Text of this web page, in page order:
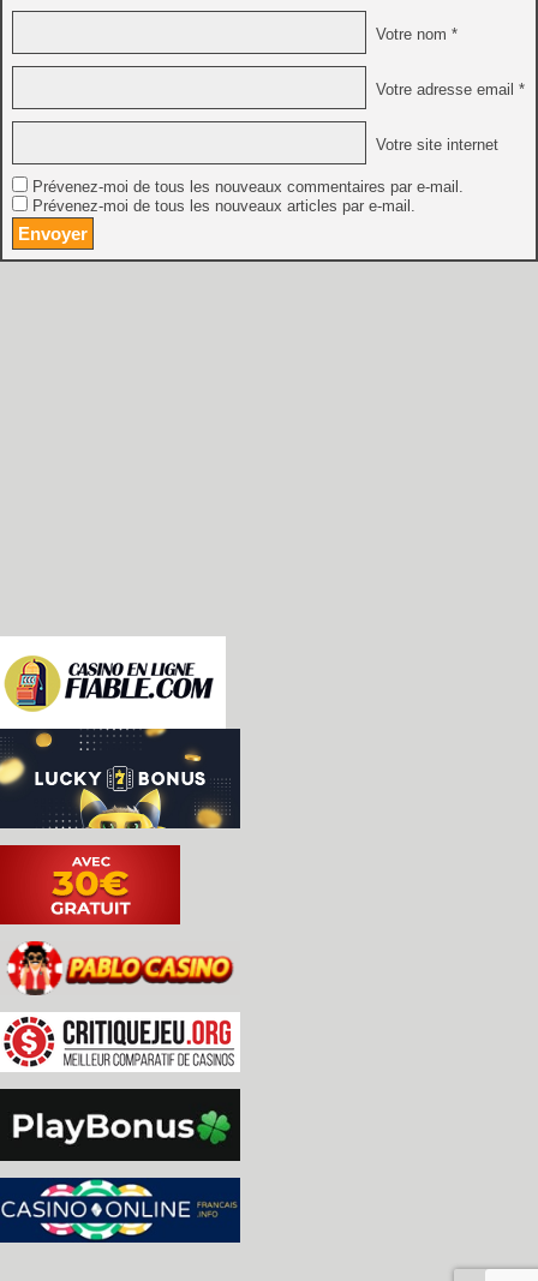
Votre nom *
Votre adresse email *
Votre site internet
Prévenez-moi de tous les nouveaux commentaires par e-mail.
Prévenez-moi de tous les nouveaux articles par e-mail.